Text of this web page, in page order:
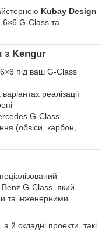
Kubay Design
G-Class та
Kengur
6×6 під ваш G-Class
реалізації
G-Class
(обвіси, карбон,
G-Class, який
та інженерними
й складні проекти, такі